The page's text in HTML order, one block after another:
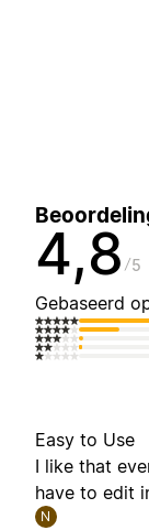
4,8 5
Gebaseerd
Easy to Use
I like that
have to edit
N